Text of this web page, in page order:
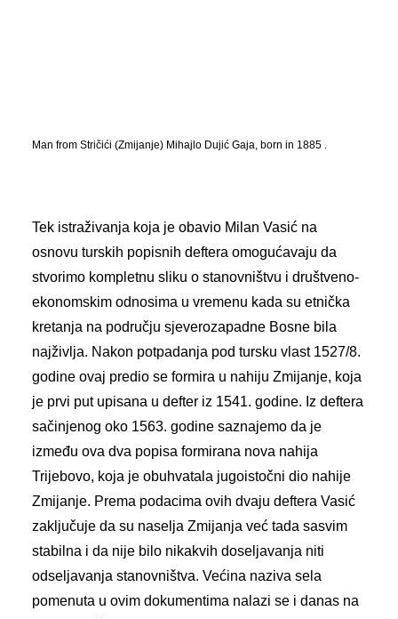
Man from Stričići (Zmijanje) Mihajlo Dujić Gaja, born in 1885 .
Tek istraživanja koja je obavio Milan Vasić na
osnovu turskih popisnih deftera omogućavaju da
stvorimo kompletnu sliku o stanovništvu i društveno-
ekonomskim odnosima u vremenu kada su etnička
kretanja na području sjeverozapadne Bosne bila
najživlja. Nakon potpadanja pod tursku vlast 1527/8.
godine ovaj predio se formira u nahiju Zmijanje, koja
je prvi put upisana u defter iz 1541. godine. Iz deftera
sačinjenog oko 1563. godine saznajemo da je
između ova dva popisa formirana nova nahija
Trijebovo, koja je obuhvatala jugoistočni dio nahije
Zmijanje. Prema podacima ovih dvaju deftera Vasić
zaključuje da su naselja Zmijanja već tada sasvim
stabilna i da nije bilo nikakvih doseljavanja niti
odseljavanja stanovništva. Većina naziva sela
pomenuta u ovim dokumentima nalazi se i danas na